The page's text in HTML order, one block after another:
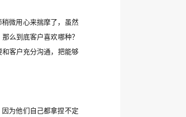
微用心来揣摩了，虽然
么到底客户喜欢哪种？
客户充分沟通，把能够
为他们自己都拿捏不定